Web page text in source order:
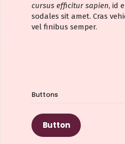
cursus efficitur sapien, id
sodales sit amet. Cras
vel finibus semper.
Buttons
Button